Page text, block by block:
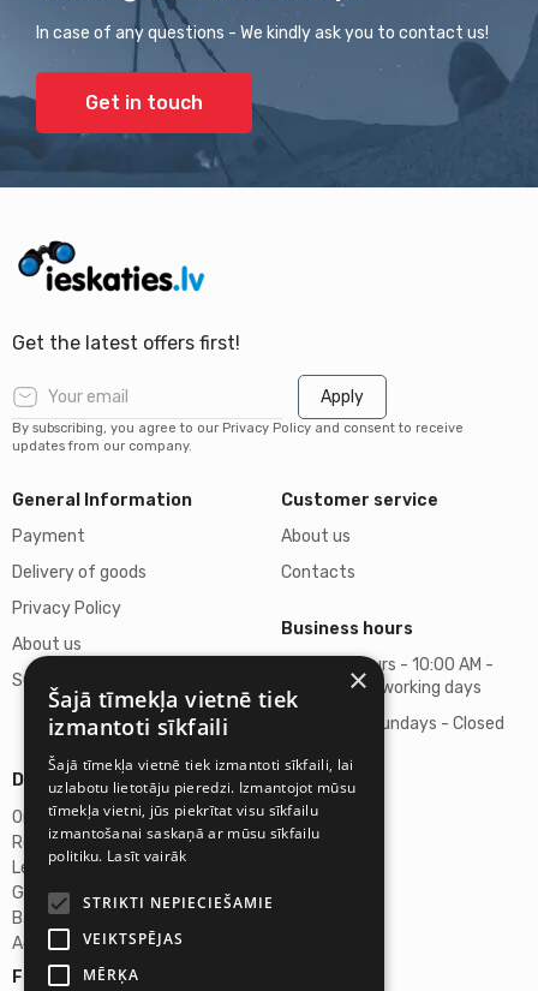
In case of any questions - We kindly ask you to contact us!
Get in touch
Get the latest offers first!
Apply
By subscribing, you agree to our Privacy Policy and consent to receive
updates from our company.
General Information
Payment
Delivery of goods
Privacy Policy
About us
Support
Customer service
About us
Contacts
Business hours
Business hours - 10:00 AM -
06:00 PM on working days
Saturdays, Sundays - Closed
Follow us:
Details
Omicron SIA
Reg. No. 40103272028
Legal Address
Ganibu Dambis 2A, Riga, Latvija, LV-1045
Banka A/S Swedbank
Account No. LV46HABA0551027644383
×
Šajā tīmekļa vietnē tiek
izmantoti sīkfaili
Šajā tīmekļa vietnē tiek izmantoti sīkfaili, lai
uzlabotu lietotāju pieredzi. Izmantojot mūsu
tīmekļa vietni, jūs piekrītat visu sīkfailu
izmantošanai saskaņā ar mūsu sīkfailu
politiku. Lasīt vairāk
STRIKTI NEPIECIEŠAMIE
VEIKTSPĒJAS
MĒRĶA